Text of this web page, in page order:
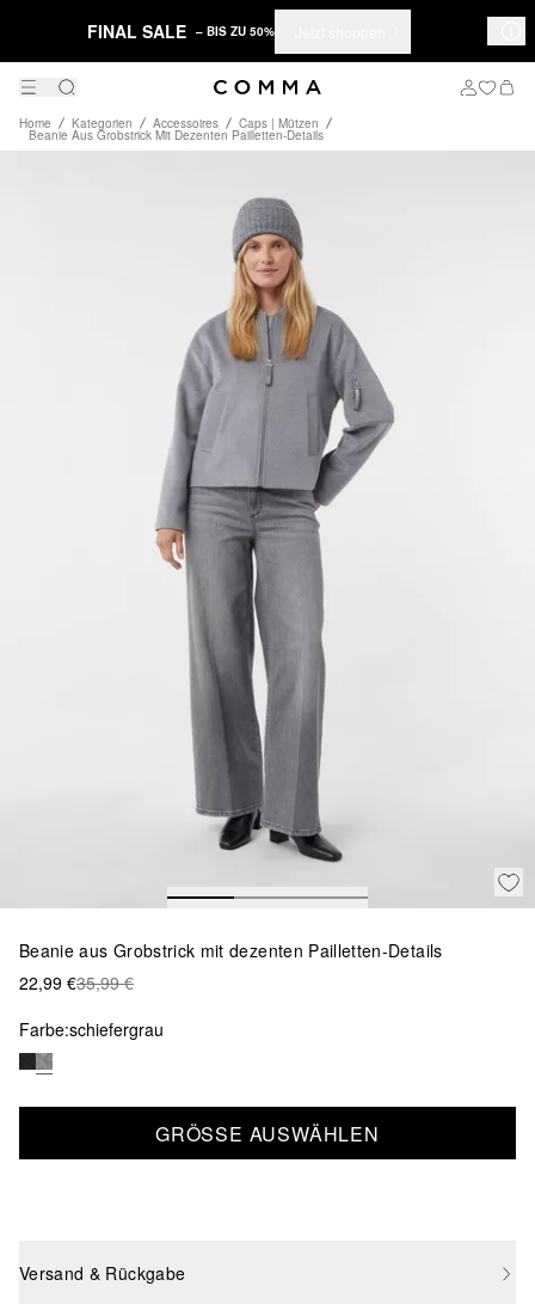
FINAL SALE – BIS ZU 50%
Home Kategorien Accessoires Caps | Mützen
Beanie Aus Grobstrick Mit Dezenten Pailletten-Details
Beanie aus Grobstrick mit dezenten Pailletten-Details
22,99 €35,99 €
Farbe:schiefergrau
GRÖSSE AUSWÄHLEN
Versand & Rückgabe